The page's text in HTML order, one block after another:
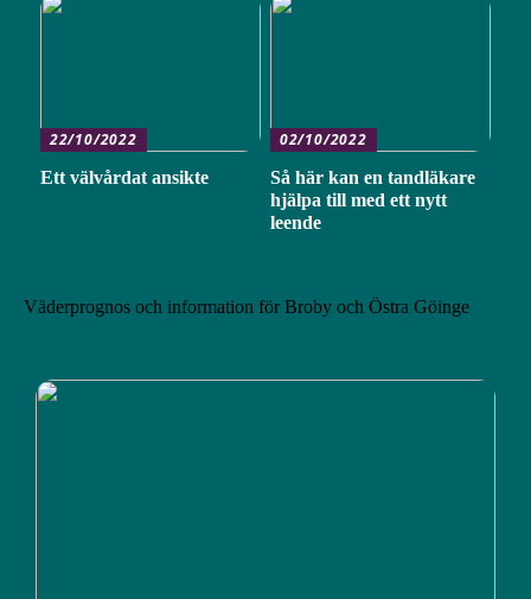
22/10/2022
Ett välvårdat ansikte
02/10/2022
Så här kan en tandläkare
hjälpa till med ett nytt
leende
Väderprognos och information för Broby och Östra Göinge